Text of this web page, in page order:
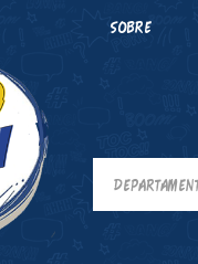
SOBRE